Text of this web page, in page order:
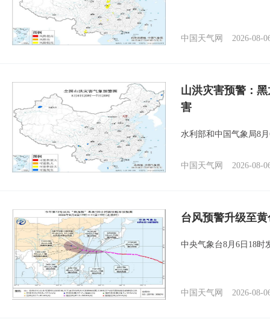
中国天气网 2026-08-
山洪灾害预警：
害
水利部和中国气象局8
中国天气网 2026-08-
台风预警升级至
中央气象台8月6日18时
中国天气网 2026-08-